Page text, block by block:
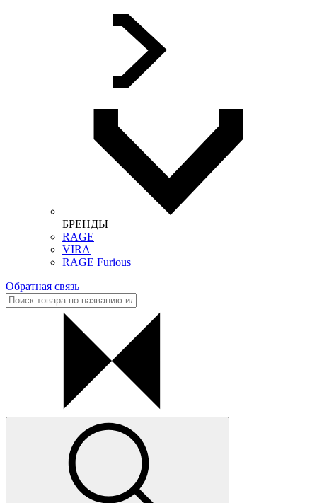
БРЕНДЫ
RAGE
VIRA
RAGE Furious
Обратная связь